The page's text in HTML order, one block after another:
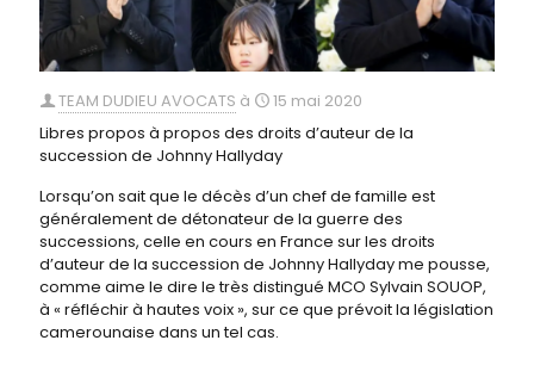
TEAM DUDIEU AVOCATS à
15 mai 2020
Libres propos à propos des droits d’auteur de la
succession de Johnny Hallyday
Lorsqu’on sait que le décès d’un chef de famille est
généralement de détonateur de la guerre des
successions, celle en cours en France sur les droits
d’auteur de la succession de Johnny Hallyday me pousse,
comme aime le dire le très distingué MCO Sylvain SOUOP,
à « réfléchir à hautes voix », sur ce que prévoit la législation
camerounaise dans un tel cas.